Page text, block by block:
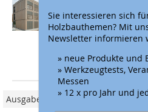
Sie interessieren sich
Holzbauthemen? Mit
Newsletter informieren
» neue Produkte und
» Werkzeugtests,
Messen
» 12 x pro Jahr und
Baumgarten
für das
Holzmodule
Bensheim und
Ausgabe 05/2025